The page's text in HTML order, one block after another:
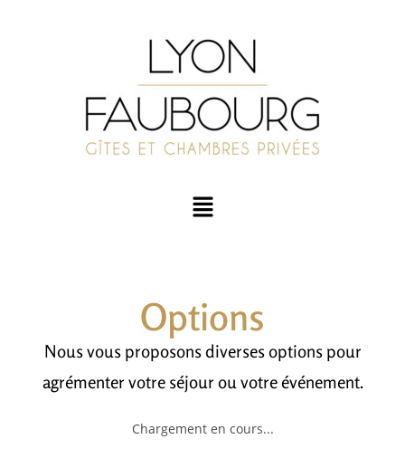
Options
Nous vous proposons diverses options pour
agrémenter votre séjour ou votre événement.
Chargement en cours...